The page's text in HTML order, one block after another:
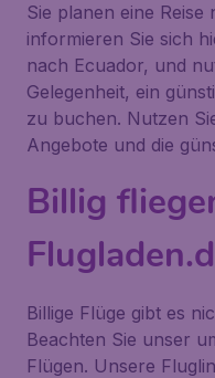
Sie planen eine Reise
informieren Sie sich
nach Ecuador, und
Gelegenheit, ein
zu buchen. Nutzen
Angebote und die
Billig
Billige Flüge gibt es
Beachten Sie unser
Flügen. Unsere